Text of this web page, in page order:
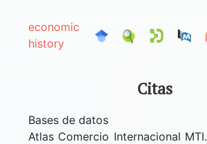
economic
history
Citas
Bases de datos
Atlas Comercio Internacional MTI.